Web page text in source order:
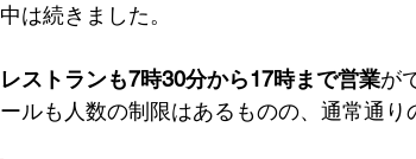
中は続きました。
レストランも7時30分から17時まで営業が
ールも人数の制限はあるものの、通常通